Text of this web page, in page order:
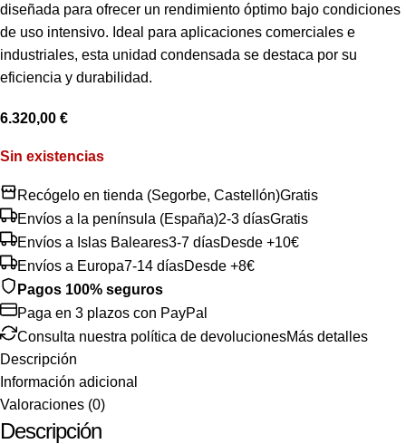
diseñada para ofrecer un rendimiento óptimo bajo condiciones
de uso intensivo. Ideal para aplicaciones comerciales e
industriales, esta unidad condensada se destaca por su
eficiencia y durabilidad.
6.320,00 €
Sin existencias
Recógelo en tienda (Segorbe, Castellón)Gratis
Envíos a la península (España)2-3 díasGratis
Envíos a Islas Baleares3-7 díasDesde +10€
Envíos a Europa7-14 díasDesde +8€
Pagos 100% seguros
Paga en 3 plazos con PayPal
Consulta nuestra política de devolucionesMás detalles
Descripción
Información adicional
Valoraciones (0)
Descripción